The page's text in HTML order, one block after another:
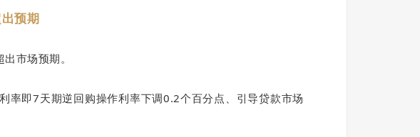
预期
市场预期。
率即7天期逆回购操作利率下调0.2个百分点、引导贷款市场